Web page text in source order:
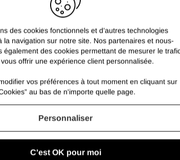
des cookies fonctionnels et d’autres technologies
la navigation sur notre site. Nos partenaires et nous-
également des cookies permettant de mesurer le
offrir une expérience client personnalisée.
vos préférences à tout moment en cliquant sur
au bas de n'importe quelle page.
C'est OK pour moi
Personnaliser